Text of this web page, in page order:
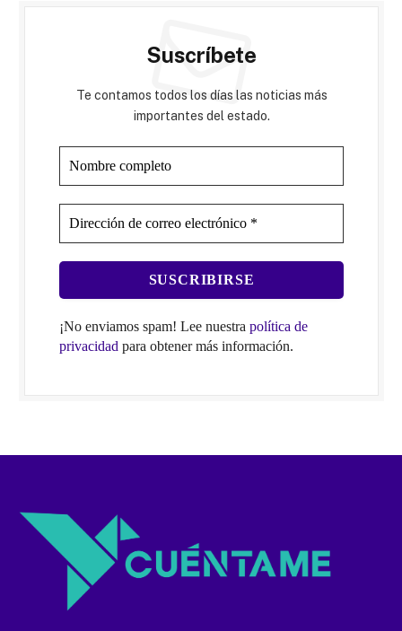
Suscríbete
Te contamos todos los días las noticias más
importantes del estado.
¡No enviamos spam! Lee nuestra política de
privacidadpara obtener más información.